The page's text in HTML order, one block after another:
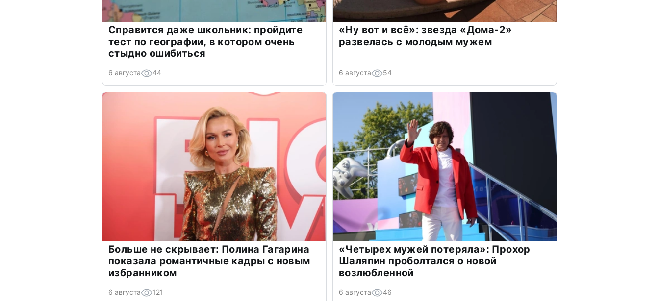
Справится даже школьник: пройдите
тест по географии, в котором очень
стыдно ошибиться
6 августа 44
«Ну вот и всё»: звезда «Дома-2»
развелась с молодым мужем
6 августа 54
Больше не скрывает: Полина Гагарина
показала романтичные кадры с новым
избранником
6 августа 121
«Четырех мужей потеряла»: Прохор
Шаляпин проболтался о новой
возлюбленной
6 августа 46